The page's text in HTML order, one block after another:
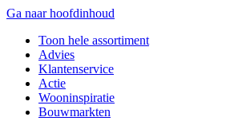
Ga naar hoofdinhoud
Toon hele assortiment
Advies
Klantenservice
Actie
Wooninspiratie
Bouwmarkten